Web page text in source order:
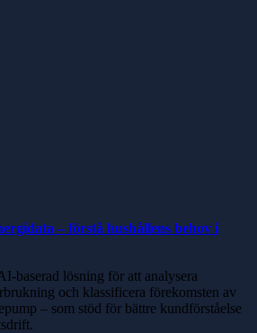
– förstå hushållens behov i
baserad lösning för att analysera
och klassificera förekomsten av
– som stöd för bättre kundförståelse